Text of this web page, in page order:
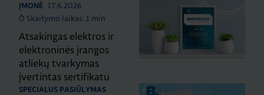
ĮMONĖ
17.6.2026
Skaitymo laikas: 1 min
Atsakingas elektros ir
elektroninės įrangos
atliekų tvarkymas
įvertintas sertifikatu
SPECIALUS PASIŪLYMAS